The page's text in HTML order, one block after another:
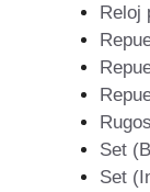
Reloj
Set
Set